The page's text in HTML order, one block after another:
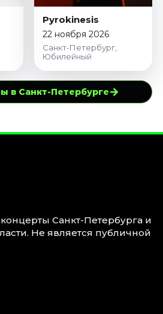
Pyrokinesis
22 ноября 2026
Санкт-Петербург,
Юбилейный
в Санкт-Петербурге→
Санкт-Петербурга и
Не является публичной